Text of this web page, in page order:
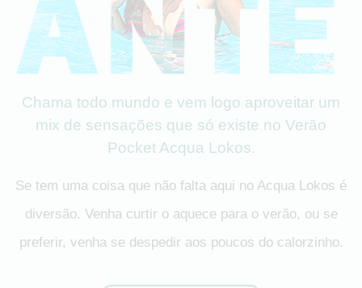
Chama todo mundo e vem logo aproveitar um
mix de sensações que só existe no Verão
Pocket Acqua Lokos.
Se tem uma coisa que não falta aqui no Acqua Lokos é
diversão. Venha curtir o aquece para o verão, ou se
preferir, venha se despedir aos poucos do calorzinho.